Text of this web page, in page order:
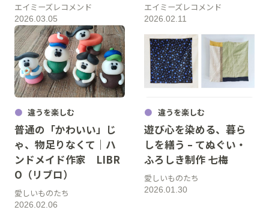
2026.03.05
エイミーズレコメンド
2026.02.11
エイミーズレコメンド
違うを楽しむ
普通の「かわいい」じ
ゃ、物足りなくて｜ハ
ンドメイド作家 LIBR
O（リブロ）
2026.02.06
愛しいものたち
違うを楽しむ
遊び心を染める、暮ら
しを繕う – てぬぐい・
ふろしき制作 七梅
2026.01.30
愛しいものたち